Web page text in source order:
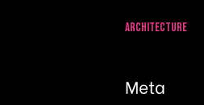
Architecture
Meta